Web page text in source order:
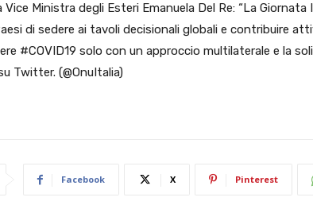
Ministra degli Esteri Emanuela Del Re: “La
di sedere ai tavoli decisionali globali e contribuire
#COVID19 solo con un approccio multilaterale e la
Twitter. (@OnuItalia)
Facebook X Pinterest